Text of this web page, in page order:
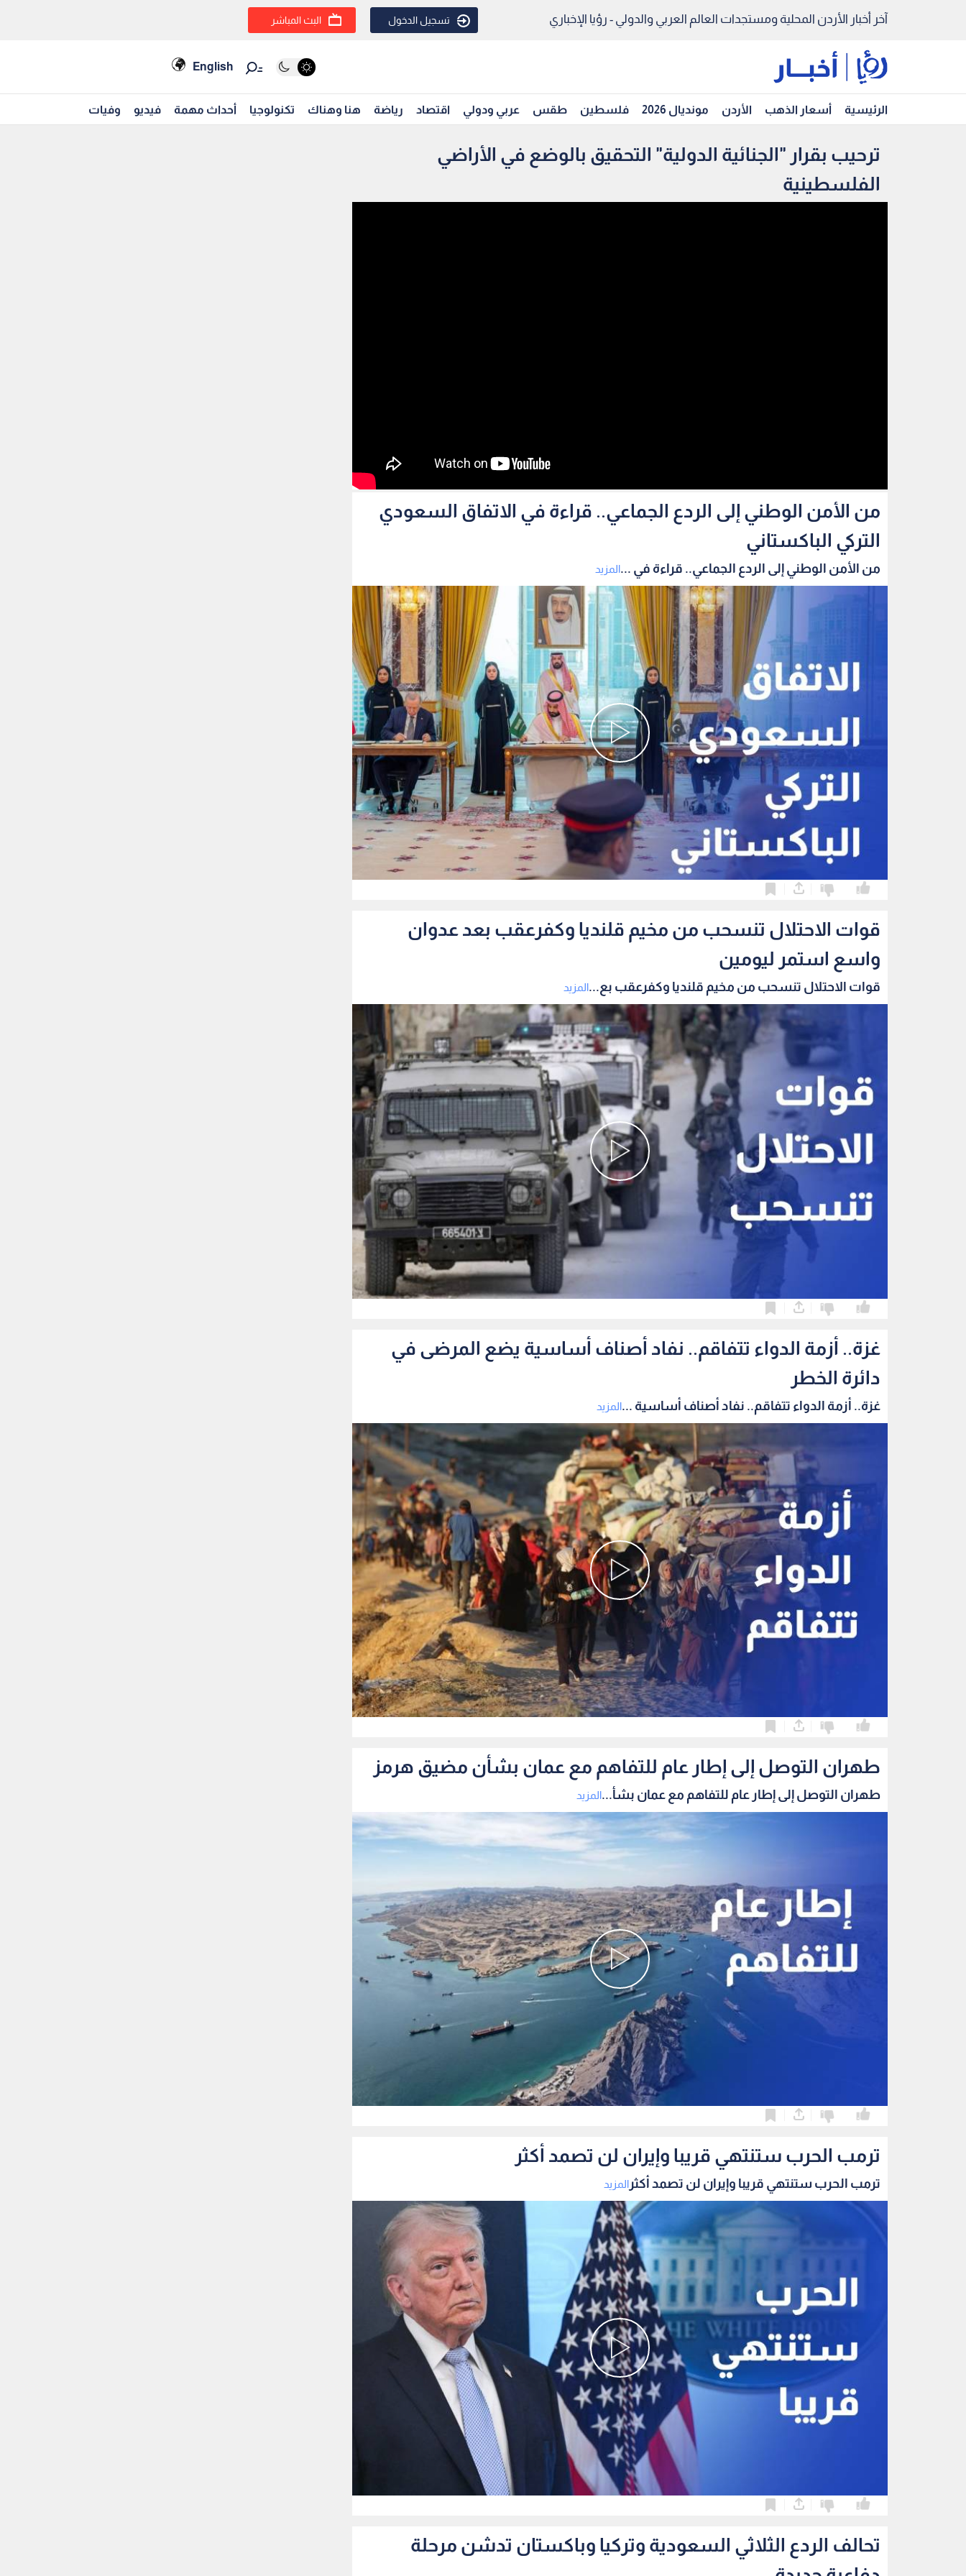
آخر أخبار الأردن المحلية ومستجدات العالم العربي والدولي - رؤيا الإخباري تسجيل الدخول البث المباشر
English
الرئيسية أسعار الذهب الأردن مونديال 2026 فلسطين طقس عربي ودولي اقتصاد رياضة هنا وهناك تكنولوجيا أحداث مهمة فيديو وفيات
ترحيب بقرار "الجنائية الدولية" التحقيق بالوضع في الأراضي
الفلسطينية
من الأمن الوطني إلى الردع الجماعي.. قراءة في الاتفاق السعودي
التركي الباكستاني
من الأمن الوطني إلى الردع الجماعي.. قراءة في ...المزيد
قوات الاحتلال تنسحب من مخيم قلنديا وكفرعقب بعد عدوان
واسع استمر ليومين
قوات الاحتلال تنسحب من مخيم قلنديا وكفرعقب بع...المزيد
غزة.. أزمة الدواء تتفاقم.. نفاد أصناف أساسية يضع المرضى في
دائرة الخطر
غزة.. أزمة الدواء تتفاقم.. نفاد أصناف أساسية ...المزيد
طهران التوصل إلى إطار عام للتفاهم مع عمان بشأن مضيق هرمز
طهران التوصل إلى إطار عام للتفاهم مع عمان بشأ...المزيد
ترمب الحرب ستنتهي قريبا وإيران لن تصمد أكثر
ترمب الحرب ستنتهي قريبا وإيران لن تصمد أكثرالمزيد
تحالف الردع الثلاثي السعودية وتركيا وباكستان تدشن مرحلة